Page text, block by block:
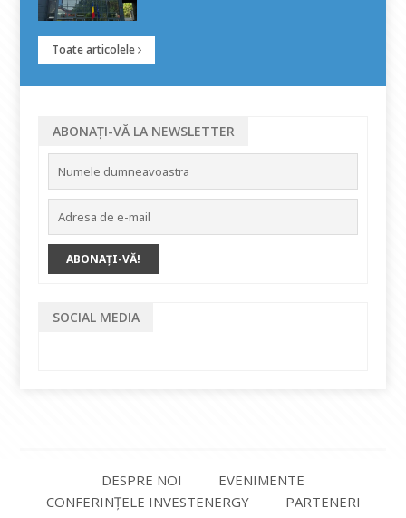
Toate articolele
ABONAȚI-VĂ LA NEWSLETTER
SOCIAL MEDIA
DESPRE NOI
EVENIMENTE
CONFERINȚELE INVESTENERGY
PARTENERI